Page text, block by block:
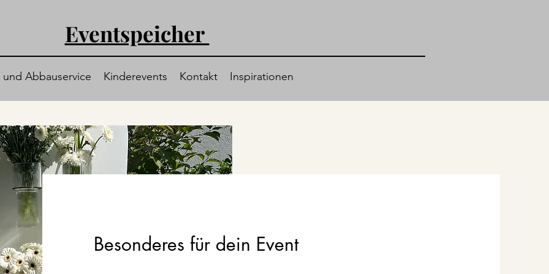
Eventspeicher
und Abbauservice Kinderevents Kontakt Inspirationen
Besonderes für dein Event